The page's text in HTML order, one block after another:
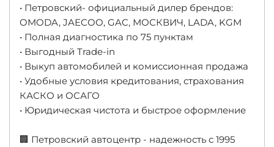
• Петровский- официальный дилер брендов:
OMODA, JAECOO, GAC, МОСКВИЧ, LADA, KGM
• Полная диагностика по 75 пунктам
• Выгодный Trade-in
• Выкуп автомобилей и комиссионная продажа
• Удобные условия кредитования, страхования
КАСКО и ОСАГО
• Юридическая чистота и быстрое оформление
🏢 Петровский автоцентр - надежность с 1995